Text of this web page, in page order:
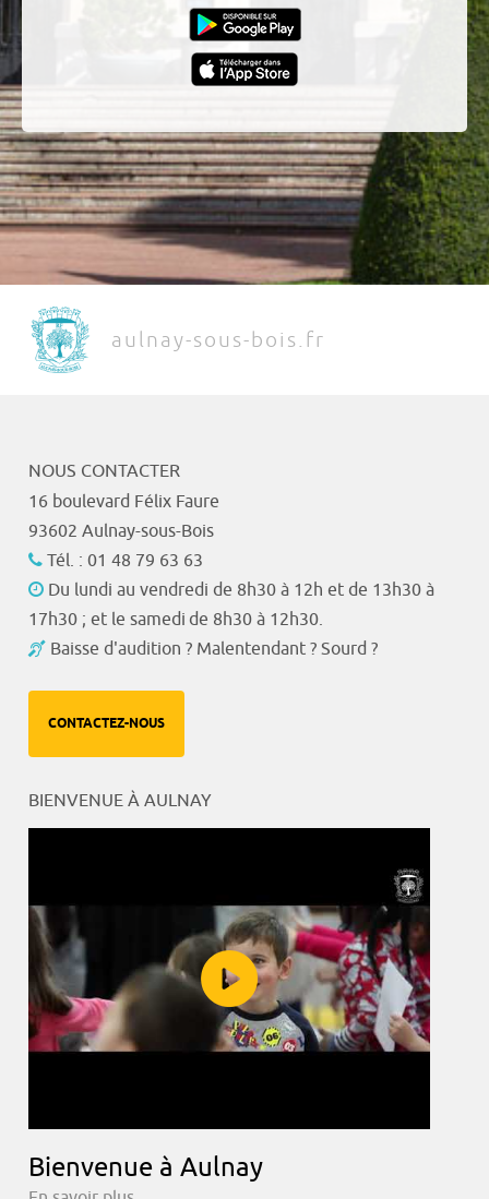
aulnay-sous-bois.fr
NOUS CONTACTER
16 boulevard Félix Faure
93602 Aulnay-sous-Bois
Tél. : 01 48 79 63 63
Du lundi au vendredi de 8h30 à 12h et de 13h30 à
17h30 ; et le samedi de 8h30 à 12h30.
Baisse d'audition ? Malentendant ? Sourd ?
CONTACTEZ-NOUS
BIENVENUE À AULNAY
Bienvenue à Aulnay